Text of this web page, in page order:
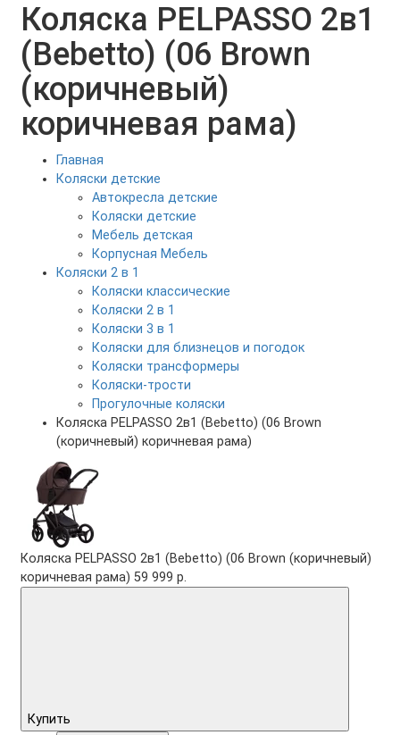
Коляска PELPASSO 2в1
(Bebetto) (06 Brown
(коричневый)
коричневая рама)
Главная
Коляски детские
Автокресла детские
Коляски детские
Мебель детская
Корпусная Мебель
Коляски 2 в 1
Коляски классические
Коляски 2 в 1
Коляски 3 в 1
Коляски для близнецов и погодок
Коляски трансформеры
Коляски-трости
Прогулочные коляски
Коляска PELPASSO 2в1 (Bebetto) (06 Brown
(коричневый) коричневая рама)
Коляска PELPASSO 2в1 (Bebetto) (06 Brown (коричневый)
коричневая рама) 59 999 р.
Купить